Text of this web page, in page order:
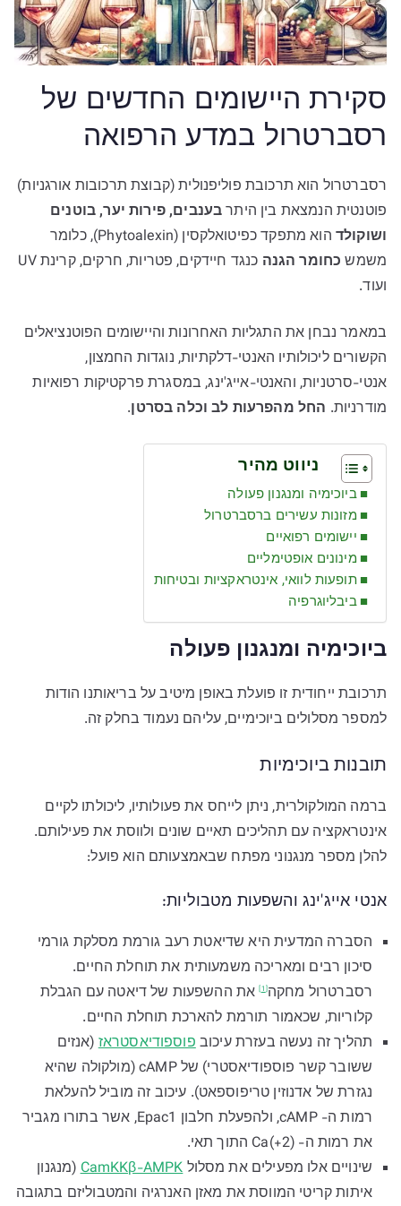
סקירת היישומים החדשים של
רסברטרול במדע הרפואה
רסברטרול הוא תרכובת פוליפנולית (קבוצת תרכובות אורגניות)
פוטנטית הנמצאת בין היתרבענבים, פירות יער, בוטנים
ושוקולד
הוא מתפקד כפיטואלקסין (Phytoalexin), כלומר
משמש כחומר הגנה
כנגד חיידקים, פטריות, חרקים, קרינת UV
ועוד.
במאמר נבחן את התגליות האחרונות והיישומים הפוטנציאלים
הקשורים ליכולותיו האנטי-דלקתיות, נוגדות החמצון,
אנטי-סרטניות, והאנטי-אייג'ינג, במסגרת פרקטיקות רפואיות
מודרניות. החל מהפרעות לב וכלה בסרטן.
ניווט מהיר
ביוכימיה ומנגנון פעולה
מזונות עשירים ברסברטרול
יישומים רפואיים
מינונים אופטימליים
תופעות לוואי, אינטראקציות ובטיחות
ביבליוגרפיה
ביוכימיה ומנגנון פעולה
תרכובת ייחודית זו פועלת באופן מיטיב על בריאותנו הודות
למספר מסלולים ביוכימיים, עליהם נעמוד בחלק זה.
תובנות ביוכימיות
ברמה המולקולרית, ניתן לייחס את פעולותיו, ליכולתו לקיים
אינטראקציה עם תהליכים תאיים שונים ולווסת את פעילותם.
להלן מספר מנגנוני מפתח שבאמצעותם הוא פועל:
אנטי אייג'ינג והשפעות מטבוליות:
הסברה המדעית היא שדיאטת רעב גורמת מסלקת גורמי
סיכון רבים ומאריכה משמעותית את תוחלת החיים.
רסברטרול מחקה[1]
את ההשפעות של דיאטה עם הגבלת
קלוריות, שכאמור תורמת להארכת תוחלת החיים.
תהליך זה נעשה בעזרת עיכובפוספודיאסטראז(אנזים
ששובר קשר פוספודיאסטרי) של cAMP (מולקולה שהיא
נגזרת של אדנוזין טריפוספאט). עיכוב זה מוביל להעלאת
רמות ה- cAMP, ולהפעלת חלבון Epac1, אשר בתורו מגביר
את רמות ה- (2+)Ca התוך תאי.
שינויים אלו מפעילים את מסלולCamKKβ-AMPK(מנגנון
איתות קריטי המווסת את מאזן האנרגיה והמטבוליזם בתגובה